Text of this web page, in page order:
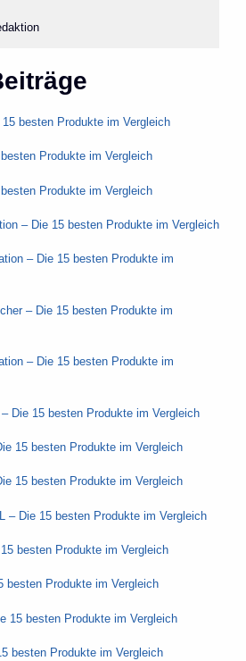
besten Produkte im Vergleich
Produkte im Vergleich
Produkte im Vergleich
– Die 15 besten Produkte im Vergleich
– Die 15 besten Produkte im
– Die 15 besten Produkte im
– Die 15 besten Produkte im
Die 15 besten Produkte im Vergleich
15 besten Produkte im Vergleich
15 besten Produkte im Vergleich
– Die 15 besten Produkte im Vergleich
besten Produkte im Vergleich
besten Produkte im Vergleich
15 besten Produkte im Vergleich
besten Produkte im Vergleich